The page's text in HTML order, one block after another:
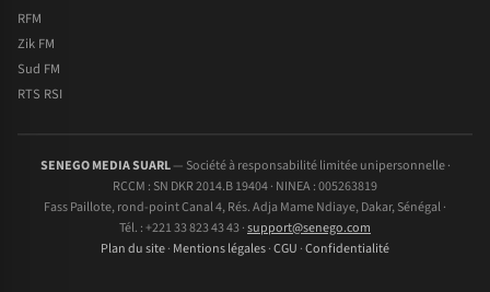
RFM
Zik FM
Sud FM
RTS RSI
SENEGO MEDIA SUARL— Société à responsabilité limitée unipersonnelle ·
RCCM : SN DKR 2014.B 19404 · NINEA : 005263819
Fass Paillote, rond-point Canal 4, Rés. Adja Mame Ndiaye, Dakar, Sénégal ·
Tél. : +221 33 823 43 43 ·support@senego.com
Plan du site· Mentions légales·CGU ·Confidentialité